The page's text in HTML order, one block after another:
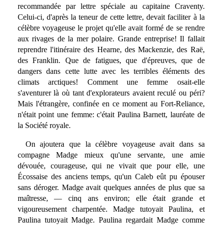
recommandée par lettre spéciale au capitaine Craventy.
Celui-ci, d'après la teneur de cette lettre, devait faciliter à la
célèbre voyageuse le projet qu'elle avait formé de se rendre
aux rivages de la mer polaire. Grande entreprise! Il fallait
reprendre l'itinéraire des Hearne, des Mackenzie, des Raë,
des Franklin. Que de fatigues, que d'épreuves, que de
dangers dans cette lutte avec les terribles éléments des
climats arctiques! Comment une femme osait-elle
s'aventurer là où tant d'explorateurs avaient reculé ou péri?
Mais l'étrangère, confinée en ce moment au Fort-Reliance,
n'était point une femme: c'était Paulina Barnett, lauréate de
la Société royale.
On ajoutera que la célèbre voyageuse avait dans sa
compagne Madge mieux qu'une servante, une amie
dévouée, courageuse, qui ne vivait que pour elle, une
Écossaise des anciens temps, qu'un Caleb eût pu épouser
sans déroger. Madge avait quelques années de plus que sa
maîtresse, — cinq ans environ; elle était grande et
vigoureusement charpentée. Madge tutoyait Paulina, et
Paulina tutoyait Madge. Paulina regardait Madge comme